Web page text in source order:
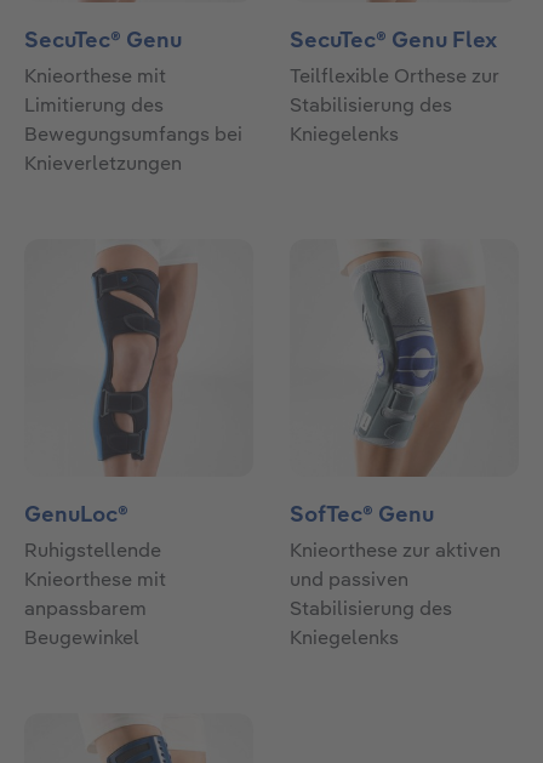
SecuTec® Genu
Knieorthese mit
Limitierung des
Bewegungsumfangs bei
Knieverletzungen
SecuTec® Genu Flex
Teilflexible Orthese zur
Stabilisierung des
Kniegelenks
GenuLoc®
Ruhigstellende
Knieorthese mit
anpassbarem
Beugewinkel
SofTec® Genu
Knieorthese zur aktiven
und passiven
Stabilisierung des
Kniegelenks